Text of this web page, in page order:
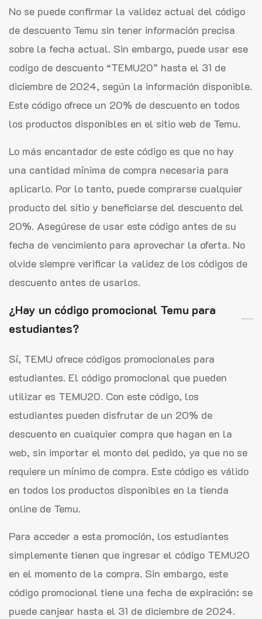
No se puede confirmar la validez actual del código
de descuento Temu sin tener información precisa
sobre la fecha actual. Sin embargo, puede usar ese
codigo de descuento “TEMU20” hasta el 31 de
diciembre de 2024, según la información disponible.
Este código ofrece un 20% de descuento en todos
los productos disponibles en el sitio web de Temu.
Lo más encantador de este código es que no hay
una cantidad mínima de compra necesaria para
aplicarlo. Por lo tanto, puede comprarse cualquier
producto del sitio y beneficiarse del descuento del
20%. Asegúrese de usar este código antes de su
fecha de vencimiento para aprovechar la oferta. No
olvide siempre verificar la validez de los códigos de
descuento antes de usarlos.
¿Hay un código promocional Temu para
estudiantes?
Sí, TEMU ofrece códigos promocionales para
estudiantes. El código promocional que pueden
utilizar es TEMU20. Con este código, los
estudiantes pueden disfrutar de un 20% de
descuento en cualquier compra que hagan en la
web, sin importar el monto del pedido, ya que no se
requiere un mínimo de compra. Este código es válido
en todos los productos disponibles en la tienda
online de Temu.
Para acceder a esta promoción, los estudiantes
simplemente tienen que ingresar el código TEMU20
en el momento de la compra. Sin embargo, este
código promocional tiene una fecha de expiración: se
puede canjear hasta el 31 de diciembre de 2024.